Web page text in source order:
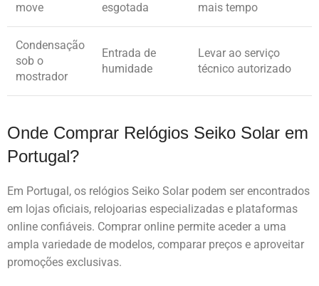
move
esgotada
mais tempo
Condensação
sob o
mostrador
Entrada de
humidade
Levar ao serviço
técnico autorizado
Onde Comprar Relógios Seiko Solar em
Portugal?
Em Portugal, os relógios Seiko Solar podem ser encontrados
em lojas oficiais, relojoarias especializadas e plataformas
online confiáveis. Comprar online permite aceder a uma
ampla variedade de modelos, comparar preços e aproveitar
promoções exclusivas.